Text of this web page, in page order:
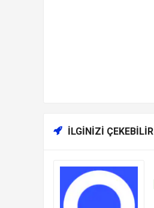
İLGINIZI ÇEKEBILIR